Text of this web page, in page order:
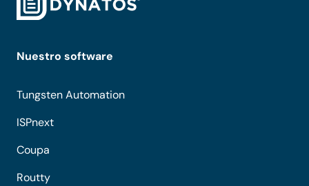
Nuestro software
Tungsten Automation
ISPnext
Coupa
Routty